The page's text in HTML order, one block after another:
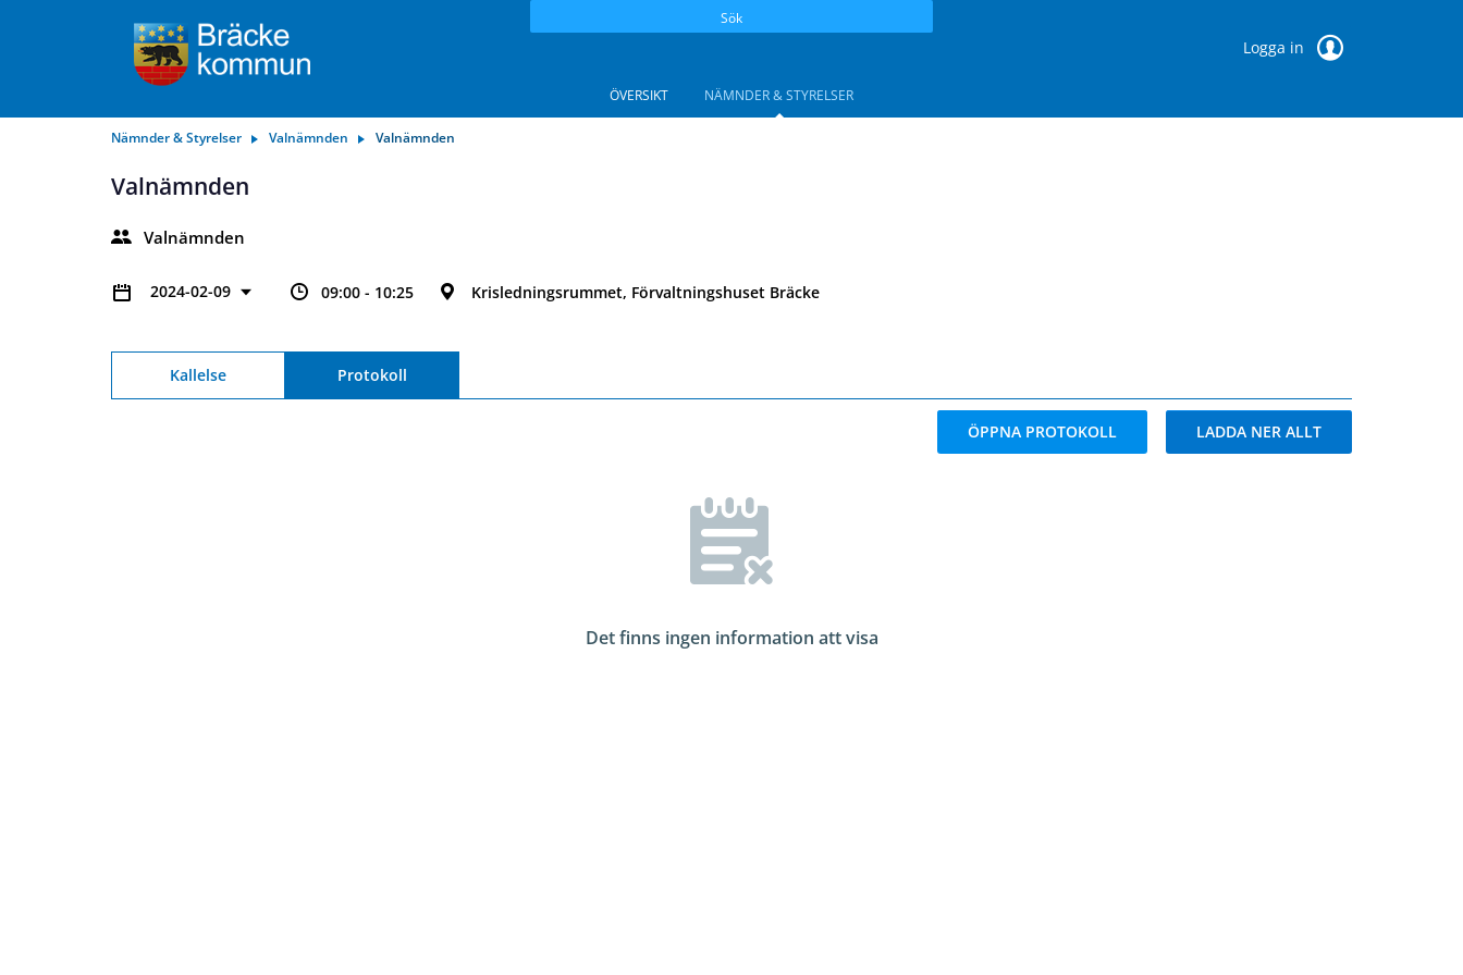
Sök
Logga in
ÖVERSIKT NÄMNDER & STYRELSER
Nämnder & Styrelser Valnämnden Valnämnden
Valnämnden
Valnämnden
2024-02-09 09:00 - 10:25 Krisledningsrummet, Förvaltningshuset Bräcke
Kallelse Protokoll
ÖPPNA PROTOKOLL LADDA NER ALLT
Det finns ingen information att visa